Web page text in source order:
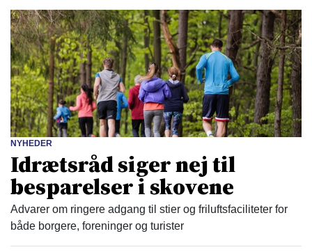
NYHEDER
Idrætsråd siger nej til
besparelser i skovene
Advarer om ringere adgang til stier og friluftsfaciliteter for
både borgere, foreninger og turister